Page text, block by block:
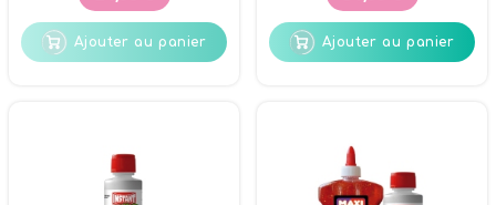
Ajouter au panier Ajouter au panier